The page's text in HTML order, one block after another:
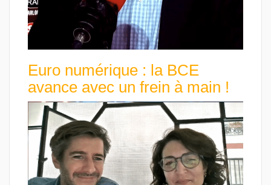
Euro numérique : la BCE
avance avec un frein à main !